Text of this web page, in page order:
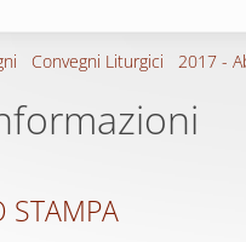
Convegni Liturgici 2017 -
STAMPA